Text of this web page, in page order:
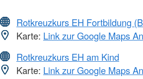
Rotkreuzkurs EH Fortbildung
Karte: Link zur Google Maps
Rotkreuzkurs EH am Kind
Karte: Link zur Google Maps